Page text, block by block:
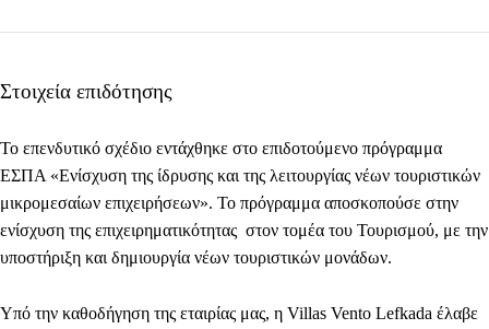
Στοιχεία επιδότησης
Το επενδυτικό σχέδιο εντάχθηκε στο επιδοτούμενο πρόγραμμα
ΕΣΠΑ «Ενίσχυση της ίδρυσης και της λειτουργίας νέων τουριστικών
μικρομεσαίων επιχειρήσεων». Το πρόγραμμα αποσκοπούσε στην
ενίσχυση της επιχειρηματικότητας στον τομέα του Τουρισμού, με την
υποστήριξη και δημιουργία νέων τουριστικών μονάδων.
Υπό την καθοδήγηση της εταιρίας μας, η Villas Vento Lefkada έλαβε